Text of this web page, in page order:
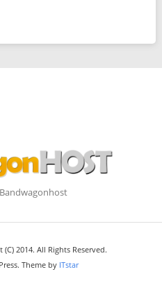
Bandwagonhost
2014. All Rights Reserved.
Theme by ITstar